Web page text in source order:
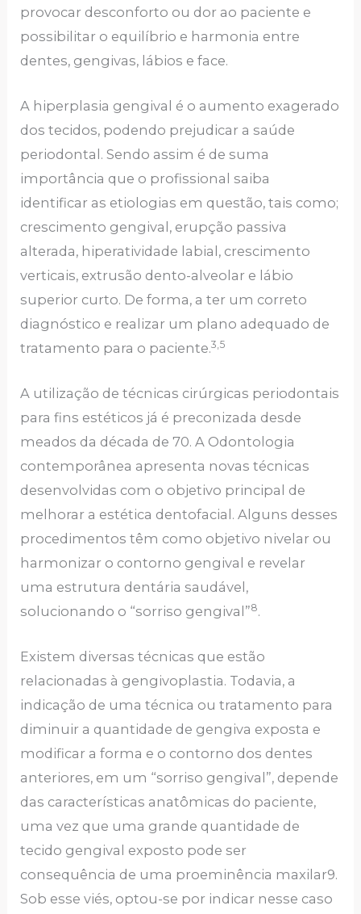
provocar desconforto ou dor ao paciente e
possibilitar o equilíbrio e harmonia entre
dentes, gengivas, lábios e face.
A hiperplasia gengival é o aumento exagerado
dos tecidos, podendo prejudicar a saúde
periodontal. Sendo assim é de suma
importância que o profissional saiba
identificar as etiologias em questão, tais como;
crescimento gengival, erupção passiva
alterada, hiperatividade labial, crescimento
verticais, extrusão dento-alveolar e lábio
superior curto. De forma, a ter um correto
diagnóstico e realizar um plano adequado de
tratamento para o paciente.3,5
A utilização de técnicas cirúrgicas periodontais
para fins estéticos já é preconizada desde
meados da década de 70. A Odontologia
contemporânea apresenta novas técnicas
desenvolvidas com o objetivo principal de
melhorar a estética dentofacial. Alguns desses
procedimentos têm como objetivo nivelar ou
harmonizar o contorno gengival e revelar
uma estrutura dentária saudável,
solucionando o “sorriso gengival”8.
Existem diversas técnicas que estão
relacionadas à gengivoplastia. Todavia, a
indicação de uma técnica ou tratamento para
diminuir a quantidade de gengiva exposta e
modificar a forma e o contorno dos dentes
anteriores, em um “sorriso gengival”, depende
das características anatômicas do paciente,
uma vez que uma grande quantidade de
tecido gengival exposto pode ser
consequência de uma proeminência maxilar9.
Sob esse viés, optou-se por indicar nesse caso